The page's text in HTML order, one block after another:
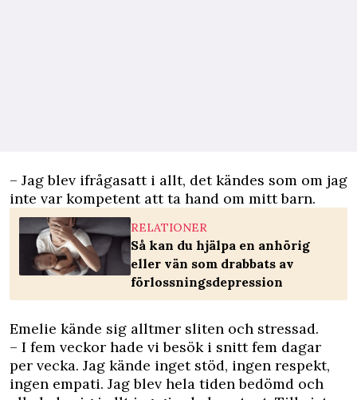
– Jag blev ifrågasatt i allt, det kändes som om jag
inte var kompetent att ta hand om mitt barn.
RELATIONER
Så kan du hjälpa en anhörig
eller vän som drabbats av
förlossningsdepression
Emelie kände sig alltmer sliten och stressad.
– I fem veckor hade vi besök i snitt fem dagar
per vecka. Jag kände inget stöd, ingen respekt,
ingen empati. Jag blev hela tiden bedömd och